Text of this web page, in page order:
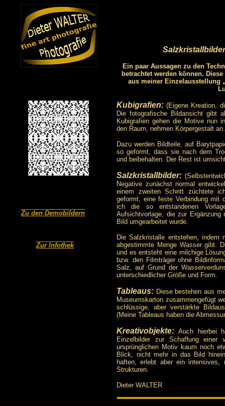
Ein paar Aussagen zu den
betrachtet werden können.
aus meiner Einzelausstellung
Kubigrafien: (Eigene Kreation,
Die fotografische Bildansicht gibt
Kubigrafien gehen die Motive nun
den Raum, nehmen Körpergestalt an.
Dazu werden Bildteile, auf
so geformt, dass sie nach dem
und beibehalten. Der Rest ist
Salzkristallbilder:
Negative zunächst normal
einem zweiten Schritt züchtete
geformt, eine feste Verbindung mit
ich die so entstandenen
Aufsichtvorlage, die zur
Bild umgearbeitet wurde.
Die Salzkristalle entstehen,
abgestimmte Menge Wasser gibt.
und es entsteht eine milchige
bzw. den Filmträger ohne
Salz, auf Grund der
unterschiedlicher Größe und Form.
Tableaus: Diese bestehen aus
Museumskarton zusammengefügt
schlüssige, aber verstärkte
(Meine Tableaus haben die
Kreativobjekte: Auch hierbei
Einzelbilder zur Schaffung einer
ursprünglichen Motiv kaum noch
Blick, nicht mehr in das Bild
haften, erlebt aber ein intensives,
Strukturen.
Dieter WALTER
Zu den Demobildern
Zur Infothek